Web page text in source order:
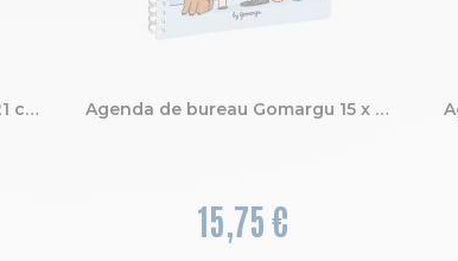
Notebook Gomargu ligné 15 x 21 cm Agenda de bureau Gomargu 15 x 21 cm Semainier Janvier à Décembre 2027
15,75 €